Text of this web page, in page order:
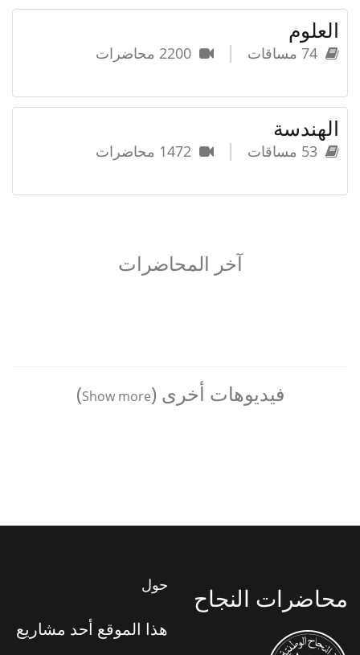
العلوم
|
الهندسة
|
آخر المحاضرات
فيديوهات أخرى (Show more
)
محاضرات النجاح حول
هذا الموقع أحد مشاريع